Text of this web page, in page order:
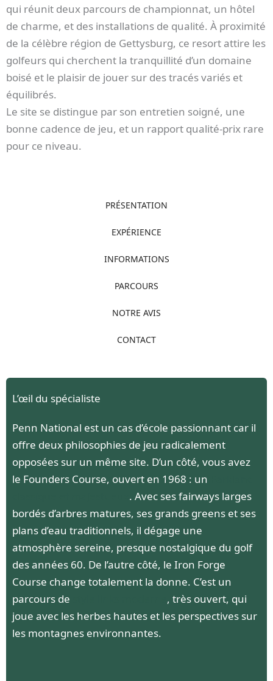
qui réunit deux parcours de championnat, un hôtel
de charme, et des installations de qualité. À proximité
de la célèbre région de Gettysburg, ce resort attire les
golfeurs qui cherchent la tranquillité d’un domaine
boisé et le plaisir de jouer sur des tracés variés et
équilibrés.
Le site se distingue par son entretien soigné, une
bonne cadence de jeu, et un rapport qualité-prix rare
pour ce niveau.
PRÉSENTATION
EXPÉRIENCE
INFORMATIONS
PARCOURS
NOTRE AVIS
CONTACT
L’œil du spécialiste
Penn National est un cas d’école passionnant car il
offre deux philosophies de jeu radicalement
opposées sur un même site. D’un côté, vous avez
le Founders Course, ouvert en 1968 : un
. Avec ses fairways larges
bordés d’arbres matures, ses grands greens et ses
plans d’eau traditionnels, il dégage une
atmosphère sereine, presque nostalgique du golf
des années 60. De l’autre côté, le Iron Forge
Course change totalement la donne. C’est un
parcours de
, très ouvert, qui
joue avec les herbes hautes et les perspectives sur
les montagnes environnantes.